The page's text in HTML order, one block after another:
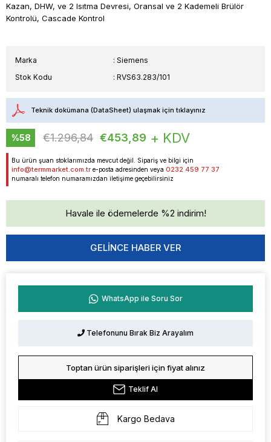
Kazan, DHW, ve 2 Isıtma Devresi, Oransal ve 2 Kademeli Brülör
Kontrolü, Cascade Kontrol
Marka : Siemens
Stok Kodu
RVS63.283/101
Teknik dokümana (DataSheet) ulaşmak için tıklayınız
%58
İndirim
€1.296,84 €453,89 + KDV
Bu ürün şuan stoklarımızda mevcut değil. Sipariş ve bilgi için
info@termmarket.com.tr e-posta adresinden veya 0232 459 77 37
numaralı telefon numaramızdan iletişime geçebilirsiniz
Havale ile ödemelerde %2 indirim!
GELINCE HABER VER
WhatsApp ile Soru Sor
Telefonunu Bırak Biz Arayalım
Toptan ürün siparişleri için fiyat alınız
Teklif Al
Kargo Bedava